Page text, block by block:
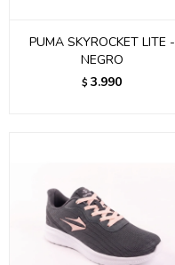
PUMA SKYROCKET LITE -
NEGRO
$ 3.990